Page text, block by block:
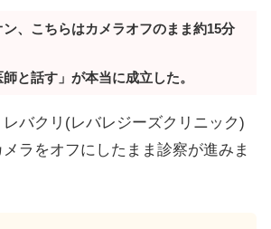
、こちらはカメラオフのまま約15分
師と話す」が本当に成立した。
バクリ(レバレジーズクリニック)
ラをオフにしたまま診察が進みま